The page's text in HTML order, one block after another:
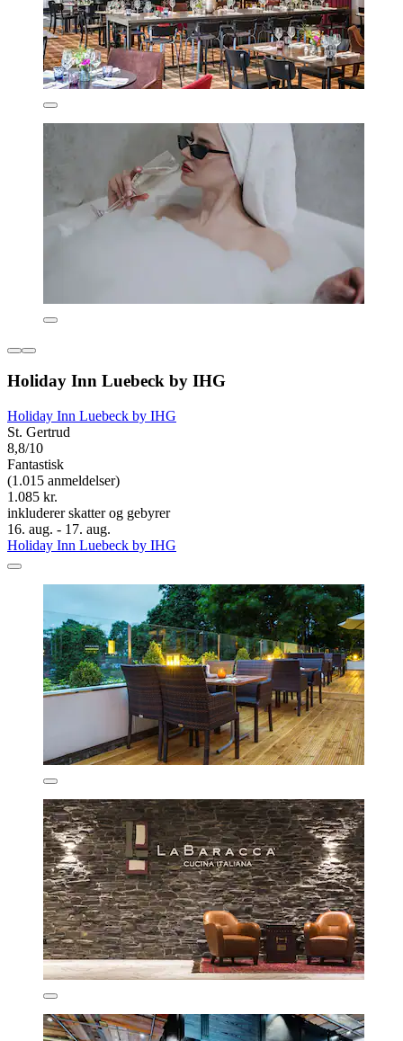
Holiday Inn Luebeck by IHG
Holiday Inn Luebeck by IHG
St. Gertrud
8,8/10
Fantastisk
(1.015 anmeldelser)
1.085 kr.
inkluderer skatter og gebyrer
16. aug. - 17. aug.
Holiday Inn Luebeck by IHG